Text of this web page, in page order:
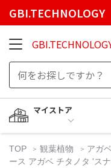
GBI.TECHNOLOGY
マイストア
TOP 観葉植物 アガ
ース アガベ チタノタ 'ス